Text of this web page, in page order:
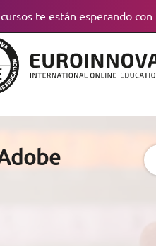
te están esperando